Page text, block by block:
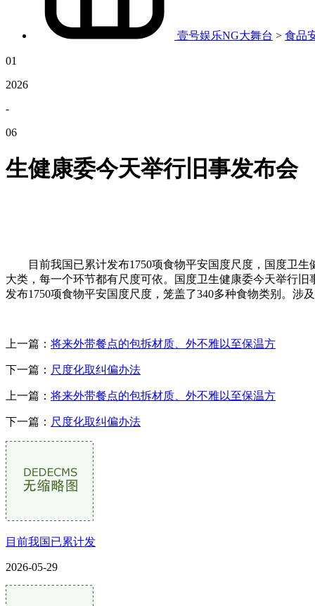
壹号娱乐NG大舞台 > 食品
01
2026
-
06
生健康委今天举行旧事发布会
目前我国已累计发布1750项食物平安国度尺度，国度卫生
大类，每一个环节都有尺度可依。国度卫生健康委今天举行
发布1750项食物平安国度尺度，笼盖了340多种食物类别。涉
上一篇： 将来外带餐点的包拆材质、外不雅以至保温方
下一篇： 尺度化取纠偏办法
上一篇： 将来外带餐点的包拆材质、外不雅以至保温方
下一篇： 尺度化取纠偏办法
目前我国已累计发
2026-05-29